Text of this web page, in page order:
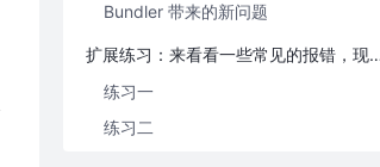
Bundler 带来的新问题
扩展练习：来看看一些常见的报错
练习一
练习二